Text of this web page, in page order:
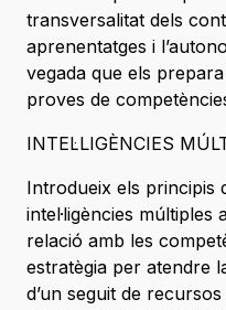
transversalitat dels
aprenentatges i
vegada que els
proves de
INTEL·LIGÈNCIES
Introdueix els principis
intel·ligències
relació amb les
estratègia per atendre
d’un seguit de